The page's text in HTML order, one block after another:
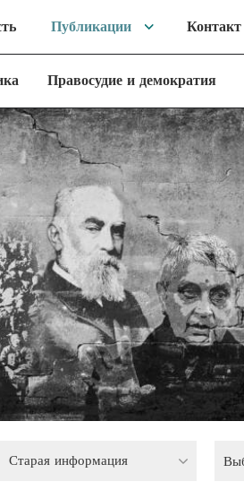
Публикации Контакт
Правосудие и демократия
Старая информация